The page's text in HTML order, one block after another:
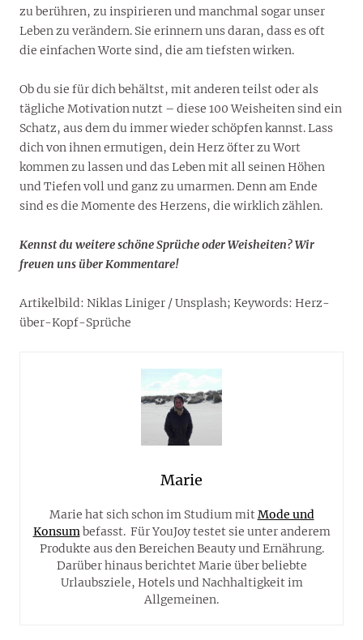
zu berühren, zu inspirieren und manchmal sogar unser
Leben zu verändern. Sie erinnern uns daran, dass es oft
die einfachen Worte sind, die am tiefsten wirken.
Ob du sie für dich behältst, mit anderen teilst oder als
tägliche Motivation nutzt – diese 100 Weisheiten sind ein
Schatz, aus dem du immer wieder schöpfen kannst. Lass
dich von ihnen ermutigen, dein Herz öfter zu Wort
kommen zu lassen und das Leben mit all seinen Höhen
und Tiefen voll und ganz zu umarmen. Denn am Ende
sind es die Momente des Herzens, die wirklich zählen.
Kennst du weitere schöne Sprüche oder Weisheiten? Wir
freuen uns über Kommentare!
Artikelbild: Niklas Liniger / Unsplash; Keywords: Herz-
über-Kopf-Sprüche
Marie
Marie hat sich schon im Studium mitMode und
Konsumbefasst. Für YouJoy testet sie unter anderem
Produkte aus den Bereichen Beauty und Ernährung.
Darüber hinaus berichtet Marie über beliebte
Urlaubsziele, Hotels und Nachhaltigkeit im
Allgemeinen.